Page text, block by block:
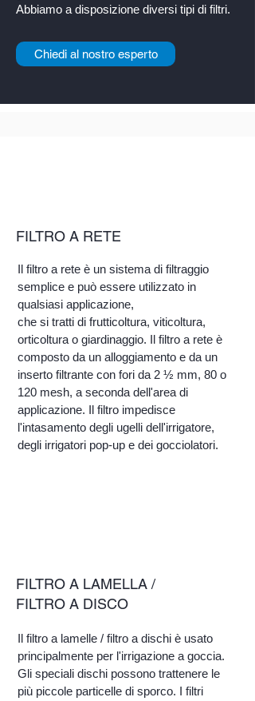
Abbiamo a disposizione diversi tipi di filtri.
Chiedi al nostro esperto
FILTRO A RETE
Il filtro a rete è un sistema di filtraggio
semplice e può essere utilizzato in
qualsiasi applicazione,
che si tratti di frutticoltura, viticoltura,
orticoltura o giardinaggio. Il filtro a rete è
composto da un alloggiamento e da un
inserto filtrante con fori da 2 ½ mm, 80 o
120 mesh, a seconda dell'area di
applicazione. Il filtro impedisce
l'intasamento degli ugelli dell'irrigatore,
degli irrigatori pop-up e dei gocciolatori.
FILTRO A LAMELLA /
FILTRO A DISCO
Il filtro a lamelle / filtro a dischi è usato
principalmente per l'irrigazione a goccia.
Gli speciali dischi possono trattenere le
più piccole particelle di sporco. I filtri